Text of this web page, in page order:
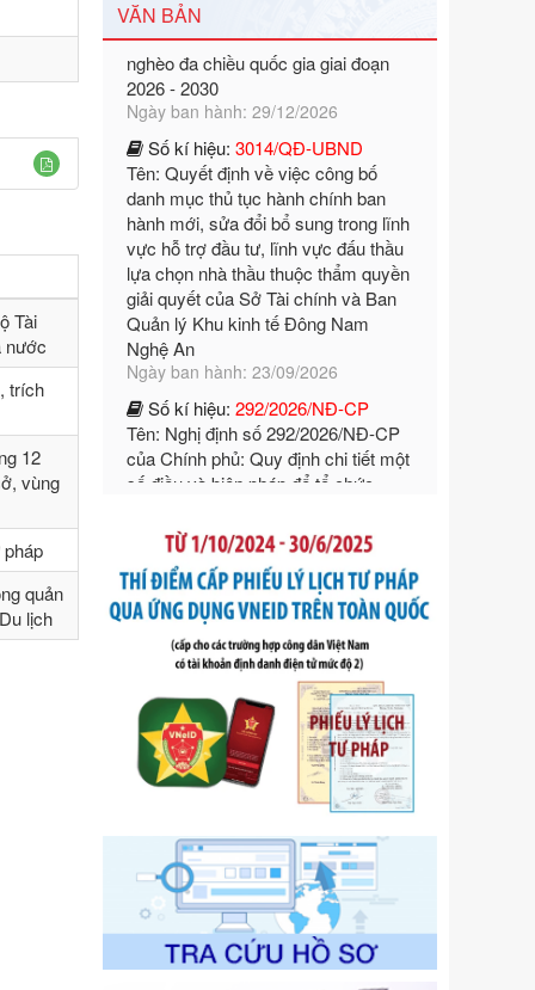
Tài
nước
trích
12
vùng
quản
lịch
VĂN BẢN
2026 - 2030
Ngày ban hành: 29/12/2026
Số kí hiệu:
3014/QĐ-UBND
Tên: Quyết định về việc công bố
hành mới, sửa đổi bổ sung trong lĩnh
vực hỗ trợ đầu tư, lĩnh vực đấu thầu
lựa chọn nhà thầu thuộc thẩm quyền
giải quyết của Sở Tài chính và Ban
Quản lý Khu kinh tế Đông Nam
Nghệ An
Ngày ban hành: 23/09/2026
Số kí hiệu:
292/2026/NĐ-CP
Tên: Nghị định số 292/2026/NĐ-CP
số điều và biện pháp để tổ chức,
hướng dẫn thi hành Luật Quản lý
ngoại thương
Ngày ban hành: 21/07/2026
Số kí hiệu:
Tên: Nghị định số 292/2026/NĐ-CP
của Chính phủ: Quy định chi tiết một
số điều và biện pháp để tổ chức,
hướng dẫn thi hành Luật Quản lý
ngoại thương
Ngày ban hành: 21/07/2026
Số kí hiệu:105/2026/TT-BTC
Tên: Thông tư số 105/2026/TT-BTC
của Bộ Tài chính: Bãi bỏ Thông tư số
87/2019/TT- BТC ngày 19 tháng 12
năm 2019 của Bộ trưởng Bộ Tài
chính hướng dẫn thực hiện xử phạt
vi phạm hành chính trong lĩnh vực
kho bạc nhà nước
Ngày ban hành: 21/07/2026
Số kí hiệu:291/2026/NĐ-CP
Tên: Nghị định số 291/2026/NĐ-CP